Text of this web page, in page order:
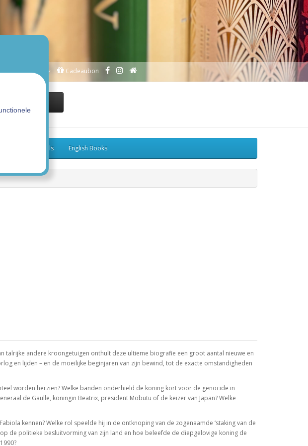
Mijn Account Cadeaubon
Graphic Novels English Books
andere kroongetuigen onthult deze ultieme biografie een groot aantal nieuwe en
en lijden – en de moeilijke beginjaren van zijn bewind, tot de exacte omstandigheden
worden herzien? Welke banden onderhield de koning kort voor de genocide in
de Gaulle, koningin Beatrix, president Mobutu of de keizer van Japan? Welke
kennen? Welke rol speelde hij in de ontknoping van de zogenaamde ‘staking van de
de politieke besluitvorming van zijn land en hoe beleefde de diepgelovige koning de